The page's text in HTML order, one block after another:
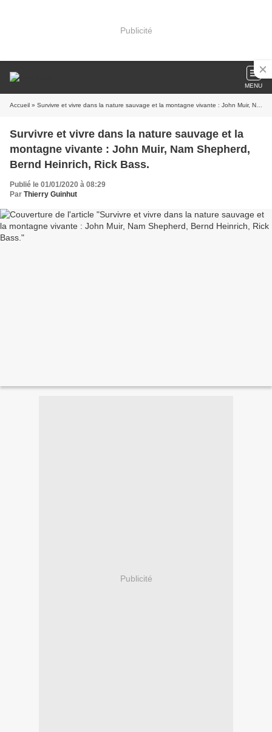
Publicité
MENU
Accueil » Survivre et vivre dans la nature sauvage et la montagne vivante : John Muir, Nam Shepherd, Bernd Heinrich, Rick Bass.
Survivre et vivre dans la nature sauvage et la
montagne vivante : John Muir, Nam Shepherd,
Bernd Heinrich, Rick Bass.
Publié le 01/01/2020 à 08:29
Par Thierry Guinhut
Publicité